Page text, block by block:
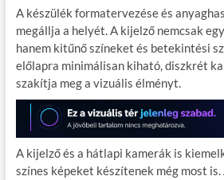
A készülék formatervezése és
megállja a helyét. A kijelző nemcsak
hanem kitűnő színeket és betekintési
előlapra minimálisan kiható, diszkrét
szakítja meg a vizuális élményt.
A kijelző és a hátlapi kamerák is
színes képeket készítenek még most